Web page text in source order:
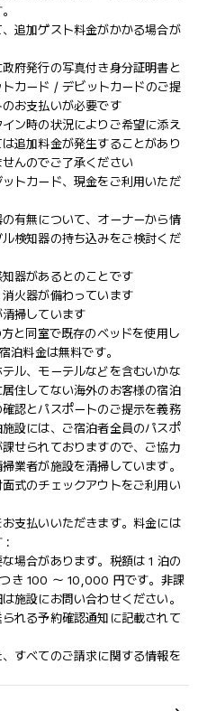
追加ゲスト料金がかかる場合が
府発行の写真付き身分証明書と
カード / デビットカードのご提
お支払いが必要です
ン時の状況によりご希望に添え
追加料金が発生することがあり
んのでご了承ください
トカード、現金をご利用いただ
有無について、オーナーから情
検知器の持ち込みをご検討くだ
器があるとのことです
火器が備わっています
掃しています
と同室で既存のベッドを使用し
泊料金は無料です。
ル、モーテルなどを含むいかな
住してない海外のお客様の宿泊
認とパスポートのご提示を義務
設には、ご宿泊者全員のパスポ
せられておりますの​で、ご協力
業者が施設を清掃しています。
式のチェックアウトをご利用い
支払いいただきます。料金には
:
場合があります。税額は 1 泊の
き 100 ～ 10,000 円です。非課
施設にお問い合わせください。
れる予約確認通知に記載されて
すべてのご請求に関する情報を